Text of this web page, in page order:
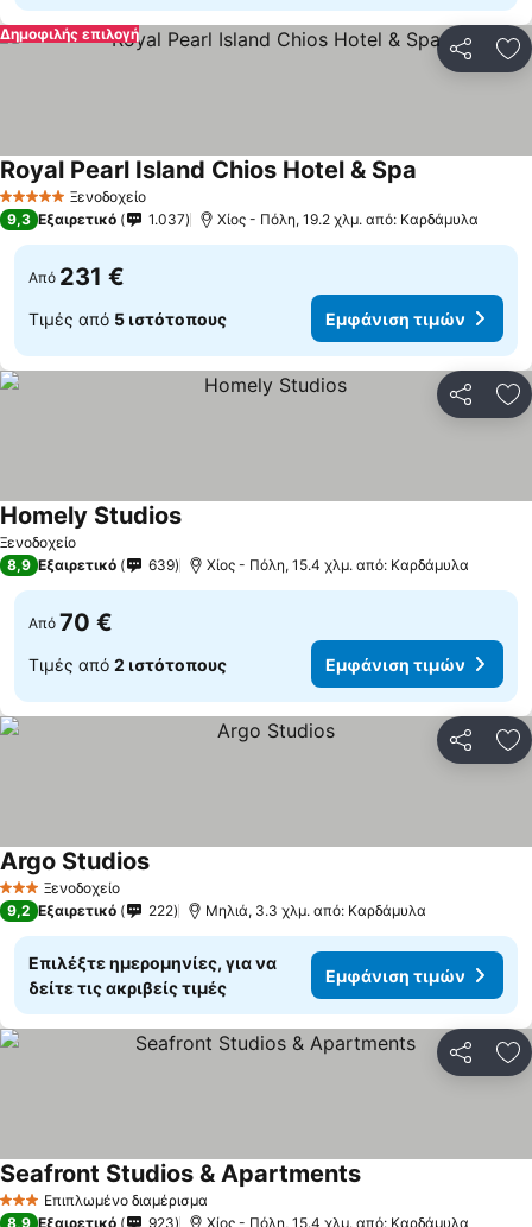
Δημοφιλής επιλογή
5 Αστέρια Ξενοδοχείο
Royal Pearl Island Chios Hotel & Spa
9,3 Εξαιρετικό 1.037 Χίος - Πόλη, 19.2 χλμ. από: Καρδάμυλα
Από 231 €
Τιμές από 5 ιστότοπους Εμφάνιση τιμών
Ξενοδοχείο
Homely Studios
8,9 Εξαιρετικό 639 Χίος - Πόλη, 15.4 χλμ. από: Καρδάμυλα
Από 70 €
Τιμές από 2 ιστότοπους Εμφάνιση τιμών
3 ΑστέριαΞενοδοχείο
Argo Studios
9,2 Εξαιρετικό 222 Μηλιά, 3.3 χλμ. από: Καρδάμυλα
Επιλέξτε ημερομηνίες, για να
δείτε τις ακριβείς τιμές
Εμφάνιση τιμών
3 ΑστέριαΕπιπλωμένο διαμέρισμα
Seafront Studios & Apartments
8,9 Εξαιρετικό 923 Χίος - Πόλη, 15.4 χλμ. από: Καρδάμυλα